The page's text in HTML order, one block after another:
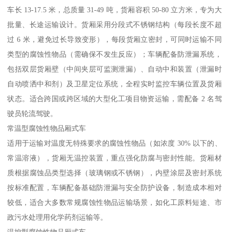
车长 13-17.5 米，总质量 31-49 吨，货厢容积 50-80 立方米，专为大
批量、长途运输设计。货厢采用分段式不锈钢结构（每段长度不超
过 6 米，避免过长导致变形），每段货厢立密封，可同时运输不同
类型的腐蚀性物品（需确保不发生反应）；车辆配备防泄漏系统，
包括双层货厢壁（中间夹层可监测泄漏）、自动中和装置（泄漏时
自动喷洒中和剂）及卫星定位系统，全程实时监控车辆位置及货厢
状态。适合跨国或跨区域的大型化工项目物资运输，需配备 2 名驾
驶员轮流驾驶。​
常温型腐蚀性物品厢式车​
适用于运输对温度无特殊要求的腐蚀性物品（如浓度 30% 以下的、
常温溶液），货厢无温控装置，重点强化防腐与密封性能。货厢材
质根据腐蚀品类型选择（玻璃钢或不锈钢），内壁涂层及密封系统
按标准配置，车辆配备基础防泄漏与安全防护设备，制造成本相对
较低，适合大多数常规腐蚀性物品运输场景，如化工原料短途、市
政污水处理用化学药剂运输等。​